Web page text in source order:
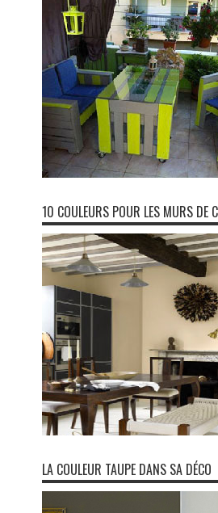
10 COULEURS POUR LES MURS DE
LA COULEUR TAUPE DANS SA DÉCO